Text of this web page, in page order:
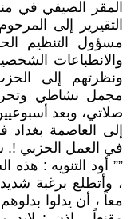
المقر الصيفي في
التقيرير إلى
مسؤول التنظيم
والانطباعات
ونظرتهم إلى
مجمل نشاطي
صلاتي، وبعد
إلى العاصمة
في العمل الحزبي !.
”” أود التنويه :
، وأتطلع برغبة
معاً ، أن يدلوا